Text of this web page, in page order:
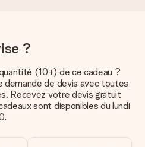
commande ?
paiement suivantes : Paypal,
bancaire. Comptez un délai de
bancaire.
?
(10+) de ce cadeau ?
demande de devis avec toutes
Recevez votre devis gratuit
sont disponibles du lundi